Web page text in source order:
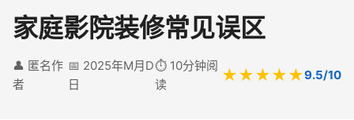
家庭影院装修常见误区
👤 匿名作
者
📅 2025年M月D
日
⏱️ 10分钟阅
读
★★★★★9.5/10